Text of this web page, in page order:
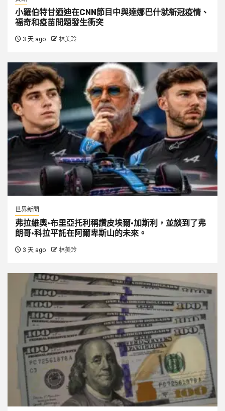
小羅伯特甘迺迪在CNN節目中與達娜巴什就新冠疫情、
福奇和疫苗問題發生衝突
3 天 ago 林美玲
世界新聞
弗拉維奧·布里亞托利稱讚皮埃爾·加斯利，並談到了弗
朗哥·科拉平託在阿爾卑斯山的未來。
3 天 ago 林美玲